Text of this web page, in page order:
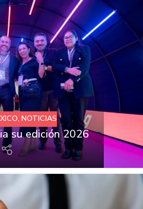
, NOTICIAS
su edición 2026